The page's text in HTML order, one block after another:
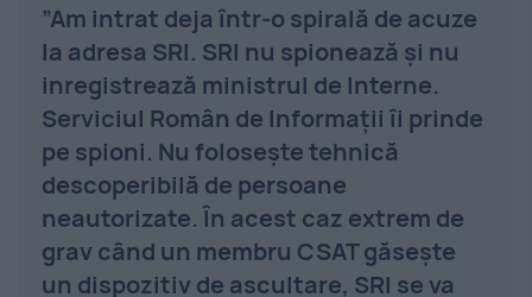
”Am intrat deja într-o spirală de acuze
la adresa SRI. SRI nu spionează şi nu
inregistrează ministrul de Interne.
Serviciul Român de Informaţii îi prinde
pe spioni. Nu foloseşte tehnică
descoperibilă de persoane
neautorizate. În acest caz extrem de
grav când un membru CSAT găseşte
un dispozitiv de ascultare, SRI se va